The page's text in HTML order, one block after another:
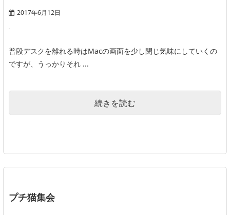
2017年6月12日
普段デスクを離れる時はMacの画面を少し閉じ気味にしていくの
ですが、うっかりそれ ...
続きを読む
プチ猫集会